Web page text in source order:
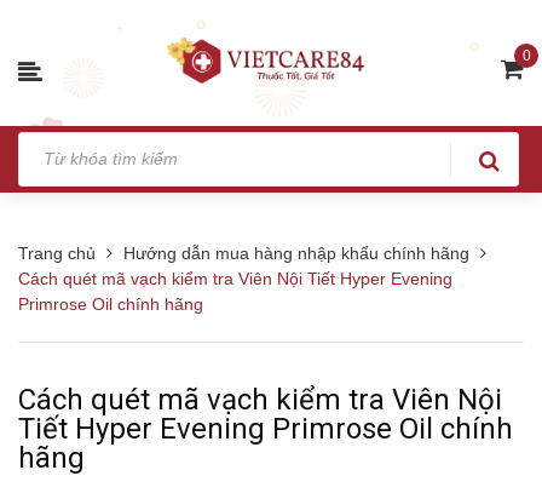
0
Trang chủ
Hướng dẫn mua hàng nhập khẩu chính hãng
Cách quét mã vạch kiểm tra Viên Nội Tiết Hyper Evening
Primrose Oil chính hãng
Cách quét mã vạch kiểm tra Viên Nội
Tiết Hyper Evening Primrose Oil chính
hãng